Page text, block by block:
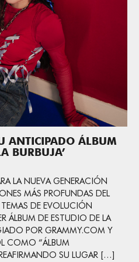
ANTICIPADO ÁLBUM
BURBUJA’
LA NUEVA GENERACIÓN
MÁS PROFUNDAS DEL
DE EVOLUCIÓN
ÁLBUM DE ESTUDIO DE LA
POR GRAMMY.COM Y
COMO “ÁLBUM
SU LUGAR […]